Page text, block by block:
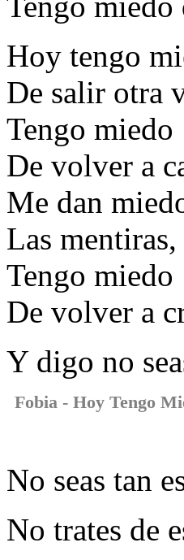
Hoy tengo
De salir otra
Tengo miedo
De volver a
Me dan
Las
Tengo miedo
De volver a
Y digo no
Fobia - Hoy Tengo
No seas tan
No trates de